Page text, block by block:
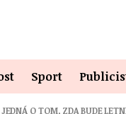
Sport
O TOM, ZDA BUDE